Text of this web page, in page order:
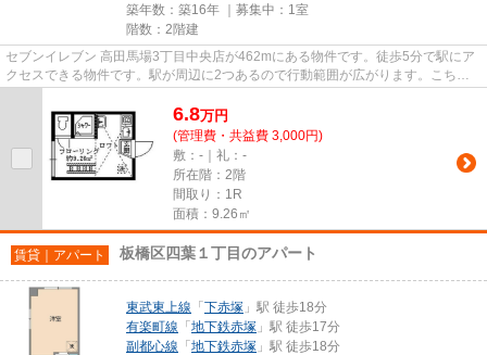
築年数：築16年 ｜募集中： 1室
階数：2階建
セブンイレブン 高田馬場3丁目中央店が462mにある物件です。徒歩5分で駅にア
クセスできる物件です。駅が周辺に2つあるので行動範囲が広がります。こちら
6.8万円
(管理費・共益費 3,000円)
敷：-｜礼：-
所在階：2階
間取り：1R
面積：9.26㎡
賃貸｜アパート 板橋区四葉１丁目のアパート
東武東上線 「 下赤塚 」駅 徒歩18分
有楽町線 「 地下鉄赤塚 」駅 徒歩17分
副都心線 「 地下鉄赤塚 」駅 徒歩18分